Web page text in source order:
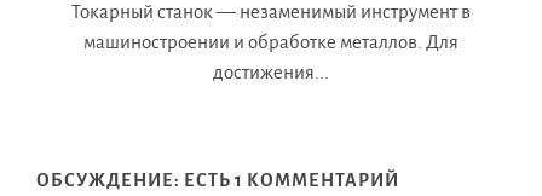
Токарный станок — незаменимый инструмент в
машиностроении и обработке металлов. Для
достижения...
ОБСУЖДЕНИЕ: ЕСТЬ 1 КОММЕНТАРИЙ